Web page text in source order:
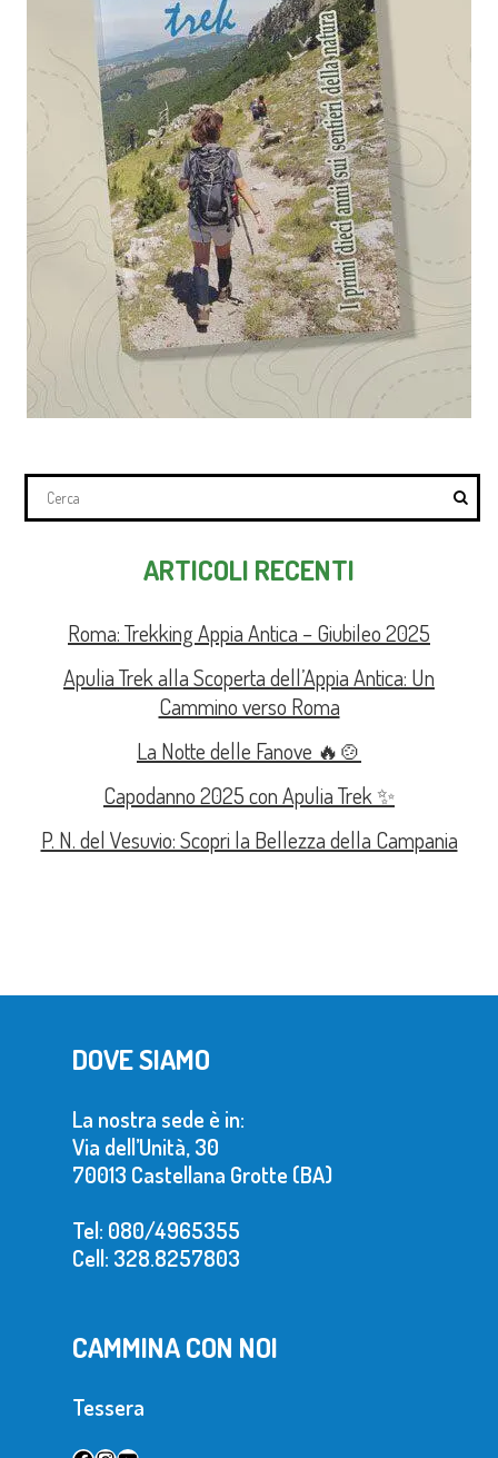
ARTICOLI RECENTI
Roma: Trekking Appia Antica – Giubileo 2025
Apulia Trek alla Scoperta dell’Appia Antica: Un
Cammino verso Roma
La Notte delle Fanove 🔥🍲
Capodanno 2025 con Apulia Trek ✨
P. N. del Vesuvio: Scopri la Bellezza della Campania
DOVE SIAMO
La nostra sede è in:
Via dell’Unità, 30
70013 Castellana Grotte (BA)
Tel: 080/4965355
Cell: 328.8257803
CAMMINA CON NOI
Tessera